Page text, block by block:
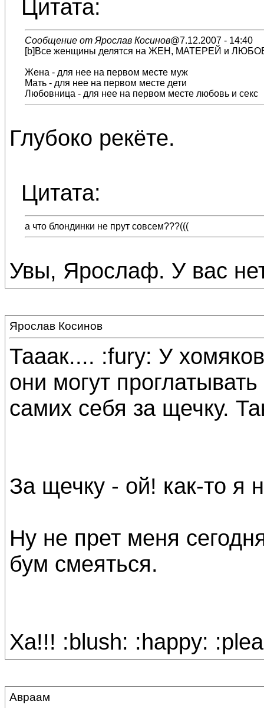
Цитата:
Сообщение от Ярослав Косинов@7.12.2007 - 14:40
[b]Все женщины делятся на ЖЕН, МАТЕРЕЙ и
Жена - для нее на первом месте муж
Мать - для нее на первом месте дети
Любовница - для нее на первом месте любовь и секс
Глубоко рекёте.
Цитата:
а что блондинки не прут совсем???(((
Увы, Ярослаф. У вас
Ярослав Косинов
Тааак.... :fury: У
они могут
самих себя за щечку.
За щечку - ой! как-то я
Ну не прет меня
бум смеяться.
Ха!!! :blush: :happy:
Авраам